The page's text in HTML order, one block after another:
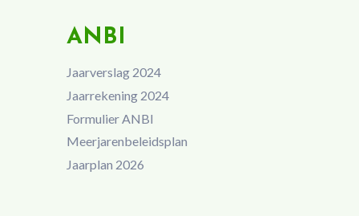
ANBI
Jaarverslag 2024
Jaarrekening 2024
Formulier ANBI
Meerjarenbeleidsplan
Jaarplan 2026